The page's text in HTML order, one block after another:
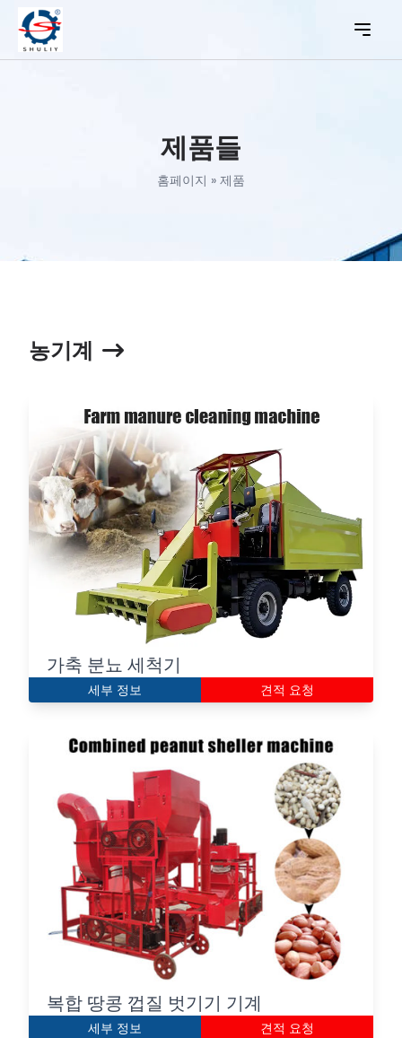
제품들
홈페이지 » 제품
농기계
가축 분뇨 세척기
세부 정보 견적 요청
복합 땅콩 껍질 벗기기 기계
세부 정보 견적 요청